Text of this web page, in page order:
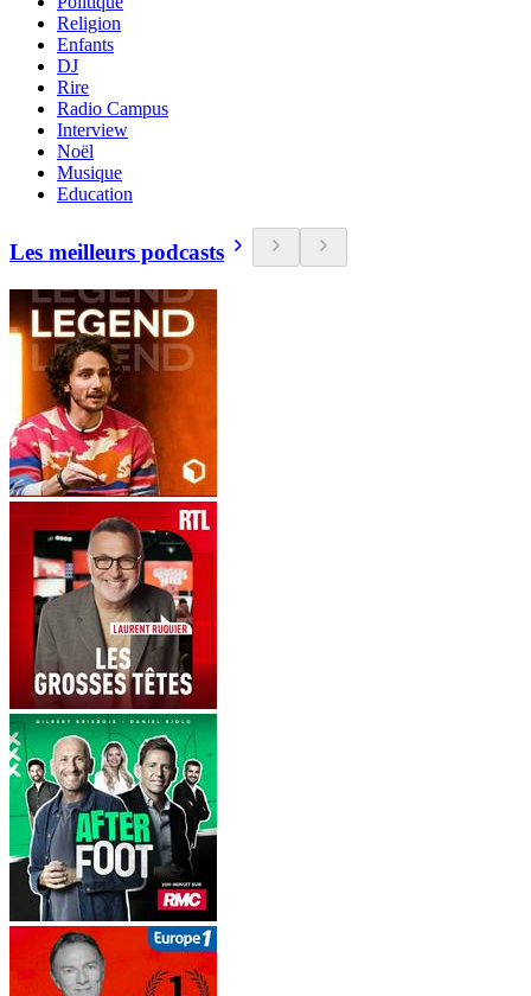
Religion
Enfants
DJ
Rire
Radio Campus
Interview
Noël
Musique
Education
Les meilleurs podcasts